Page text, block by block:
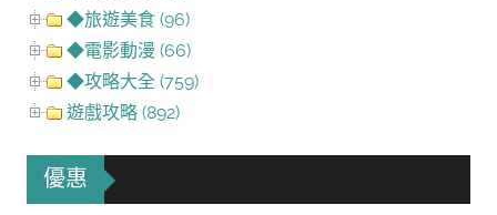
◆旅遊美食 (96)
◆電影動漫 (66)
◆攻略大全 (759)
遊戲攻略 (892)
優惠